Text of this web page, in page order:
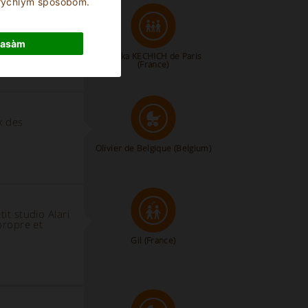
Malika KECHICH de Paris
(France)
Olivier de Belgique (Belgium)
des
Gil (France)
studio Alari
et